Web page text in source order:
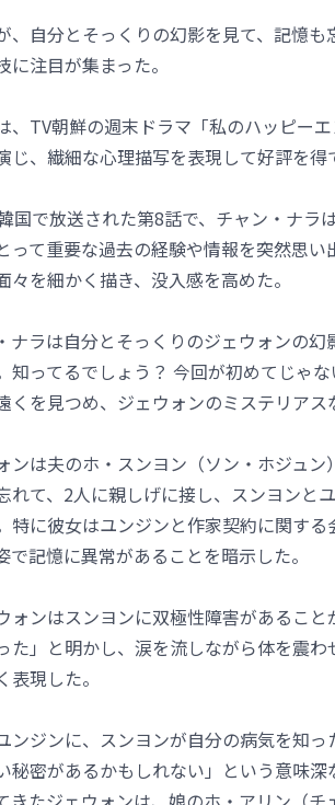
、自分とそっくりの幻影を見て、記憶
に注目が集まった。
、TV朝鮮の週末ドラマ「私のハッピー
じ、繊細な心理描写を表現して好評を得
国で放送された第8話で、チャン・ナラ
って重要な過去の経験や情報を突然思
々を細かく描き、没入感を高めた。
ナラは自分とそっくりのジェウォンの
知ってるでしょう？ 今回が初めてじゃ
くを見つめ、ジェウォンのミステリアス
ンは夫のホ・スンヨン（ソン・ホジュ
れて、2人に親しげに接し、スンヨンと
特に彼女はユンジンと作家契約に関す
で記憶に異常があることを暗示した。
ォンはスンヨンに双極性障害があるこ
た」と明かし、涙を流しながら体を震
表現した。
ンジンに、スンヨンが自分の病気を知
秘密があるかもしれない」という意味